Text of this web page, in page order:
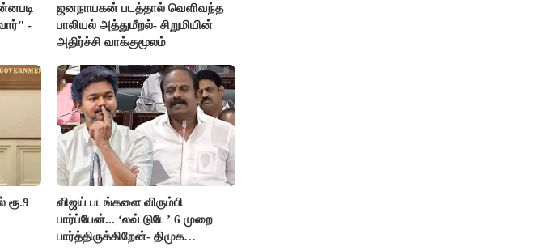
-
ஜனநாயகன் படத்தால் வெளிவந்த
பாலியல் அத்துமீறல்- சிறுமியின்
அதிர்ச்சி வாக்குமூலம்
ரூ.9
விஜய் படங்களை விரும்பி
பார்ப்பேன்... ‘லவ் டுடே’ 6 முறை
பார்த்திருக்கிறேன்- திமுக